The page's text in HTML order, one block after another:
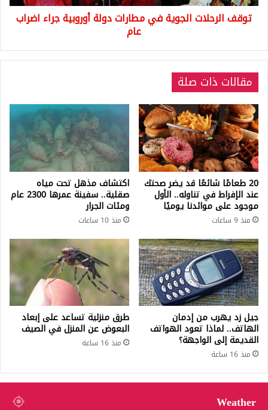
اضراب
عام
توقف الرحلات الجوية في مطارات دولة أوروبية جراء اضراب
عام
مقالات ذات صلة
20 طعامًا شائعًا قد يضر صحتك
عند الإفراط في تناوله.. الأول
موجود على موائدنا يوميًا
منذ 9 ساعات
اكتشاف مذهل تحت مياه
صقلية.. سفينة عمرها 2300 عام
ومئات الجرار
منذ 10 ساعات
جيل زد يهرب من إدمان
الهاتف.. لماذا تعود الهواتف
القديمة إلى الواجهة؟
منذ 16 ساعة
طرق منزلية تساعد على إبعاد
البعوض عن المنزل في الصيف
منذ 16 ساعة
Weather